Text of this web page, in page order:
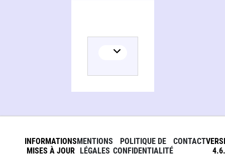
INFORMATIONS
MISES À JOUR
MENTIONS
LÉGALES
POLITIQUE DE
CONFIDENTIALITÉ
CONTACT